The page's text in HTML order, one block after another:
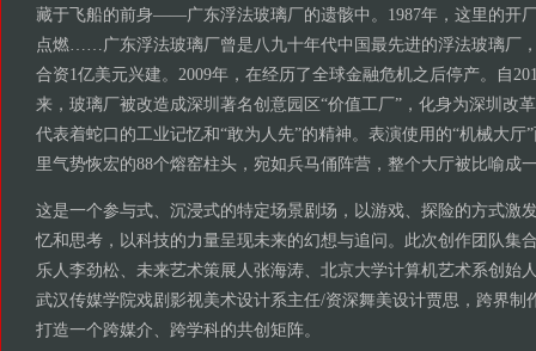
藏于飞船的前身——广东浮法玻璃厂的遗骸中。1987年，这里的开
点燃……广东浮法玻璃厂曾是八九十年代中国最先进的浮法玻璃厂
合资1亿美元兴建。2009年，在经历了全球金融危机之后停产。自
来，玻璃厂被改造成深圳著名创意园区“价值工厂”，化身为深圳改
代表着蛇口的工业记忆和“敢为人先”的精神。表演使用的“机械大厅
里气势恢宏的88个熔窑柱头，宛如兵马俑阵营，整个大厅被比喻成
这是一个参与式、沉浸式的特定场景剧场，以游戏、探险的方式激
忆和思考，以科技的力量呈现未来的幻想与追问。此次创作团队集
乐人李劲松、未来艺术策展人张海涛、北京大学计算机艺术系创始
武汉传媒学院戏剧影视美术设计系主任/资深舞美设计贾思，跨界制
打造一个跨媒介、跨学科的共创矩阵。